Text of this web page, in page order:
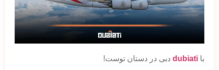
با dubiati دبی در دستان توست!